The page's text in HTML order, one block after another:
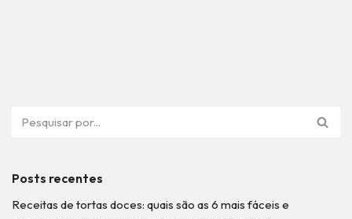
Posts recentes
Receitas de tortas doces: quais são as 6 mais fáceis e